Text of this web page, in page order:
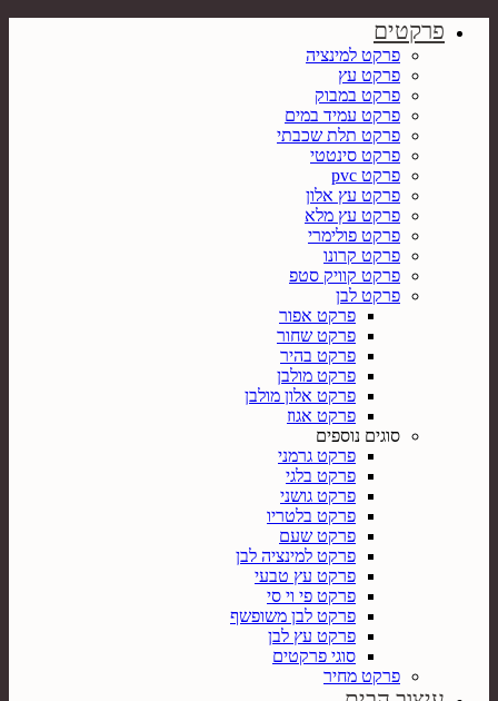
פרקטים
פרקט למינציה
פרקט עץ
פרקט במבוק
פרקט עמיד במים
פרקט תלת שכבתי
פרקט סינטטי
פרקט pvc
פרקט עץ אלון
פרקט עץ מלא
פרקט פולימרי
פרקט קרונו
פרקט קוויק סטפ
פרקט לבן
פרקט אפור
פרקט שחור
פרקט בהיר
פרקט מולבן
פרקט אלון מולבן
פרקט אגוז
סוגים נוספים
פרקט גרמני
פרקט בלגי
פרקט גושני
פרקט בלטריו
פרקט שעם
פרקט למינציה לבן
פרקט עץ טבעי
פרקט פי וי סי
פרקט לבן משופשף
פרקט עץ לבן
סוגי פרקטים
פרקט מחיר